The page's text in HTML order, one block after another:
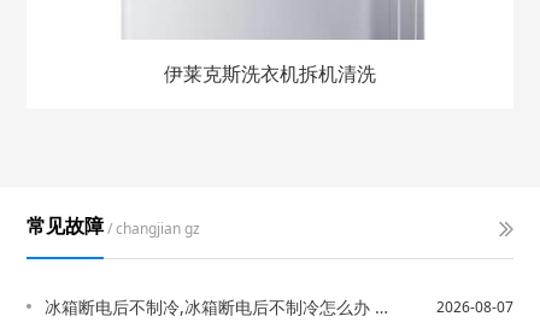
伊莱克斯洗衣机拆机清洗
常见故障/ changjian gz
冰箱断电后不制冷,冰箱断电后不制冷怎么办 冰箱不制冷处理方法介绍 2026-08-07